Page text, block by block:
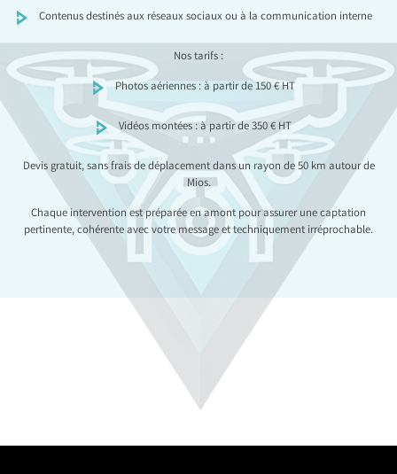
Contenus destinés aux réseaux sociaux ou à la communication interne
Nos tarifs :
Photos aériennes : à partir de 150 € HT
Vidéos montées : à partir de 350 € HT
Devis gratuit, sans frais de déplacement dans un rayon de 50 km autour de
Mios.
Chaque intervention est préparée en amont pour assurer une captation
pertinente, cohérente avec votre message et techniquement irréprochable.